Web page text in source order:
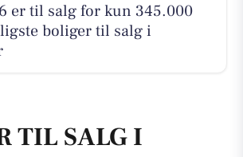
er til salg for kun 345.000
boliger til salg i
TIL SALG I